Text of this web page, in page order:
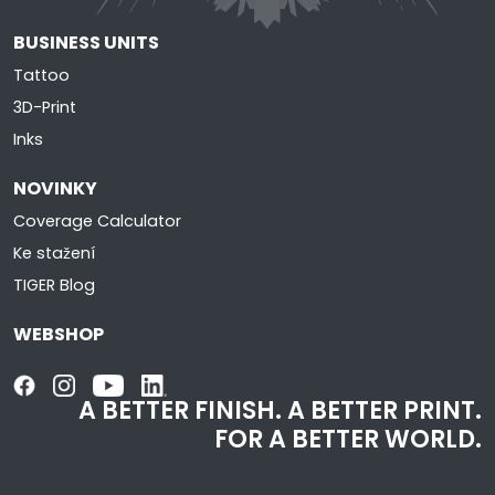
BUSINESS UNITS
Tattoo
3D-Print
Inks
NOVINKY
Coverage Calculator
Ke stažení
TIGER Blog
WEBSHOP
A BETTER FINISH.A BETTER PRINT.
FOR A BETTER WORLD.